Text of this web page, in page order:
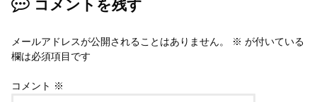
コメントを残す
メールアドレスが公開されることはありません。 ※ が付いている
欄は必須項目です
コメント ※